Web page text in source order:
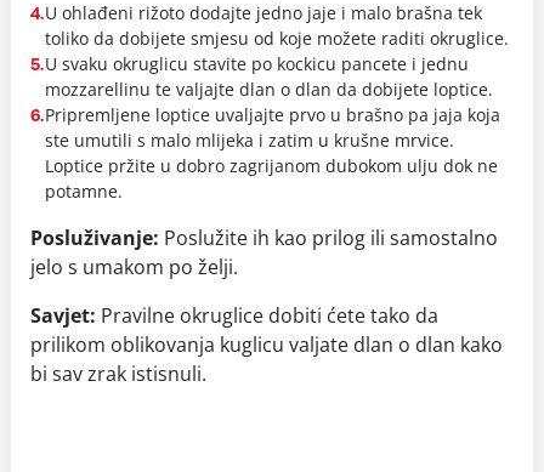
4.U ohlađeni rižoto dodajte jedno jaje i malo brašna tek
toliko da dobijete smjesu od koje možete raditi okruglice.
5.U svaku okruglicu stavite po kockicu pancete i jednu
mozzarellinu te valjajte dlan o dlan da dobijete loptice.
6.Pripremljene loptice uvaljajte prvo u brašno pa jaja koja
ste umutili s malo mlijeka i zatim u krušne mrvice.
Loptice pržite u dobro zagrijanom dubokom ulju dok ne
potamne.
Posluživanje: Poslužite ih kao prilog ili samostalno
jelo s umakom po želji.
Savjet: Pravilne okruglice dobiti ćete tako da
prilikom oblikovanja kuglicu valjate dlan o dlan kako
bi sav zrak istisnuli.